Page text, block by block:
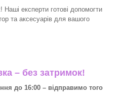
експерти готові допомогти
та аксесуарів для вашого
– без затримок!
до 16:00 – відправимо того